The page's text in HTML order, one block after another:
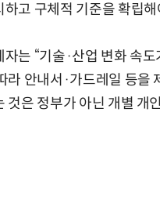
하고 구체적 기준을 확립해
자는 “기술·산업 변화 속
라 안내서·가드레일 등을
것은 정부가 아닌 개별 개